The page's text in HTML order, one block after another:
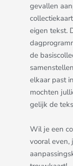
gevallen
eigen tekst.
de
elkaar past
mochten
gelijk de
Wil je een
vooral